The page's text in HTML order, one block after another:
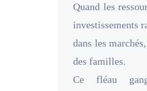
Quand les
investissements
dans les
des familles.
Ce fléau